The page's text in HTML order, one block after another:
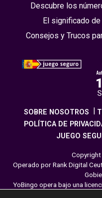
Descubre los
El significado
Consejos y Trucos
SOBRE NOSOTROS
POLÍTICA DE
JUEGO
Operado por Rank Digital
YoBingo opera bajo una